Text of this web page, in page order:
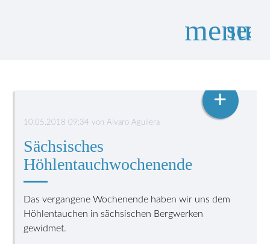
menu
SUCHEN
10.05.2018 09:34 vonAlvaro Aguilera
Sächsisches
Höhlentauchwochenende
Das vergangene Wochenende haben wir uns dem
Höhlentauchen in sächsischen Bergwerken
gewidmet.
+